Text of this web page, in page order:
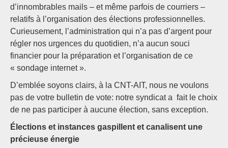
d’innombrables mails – et même parfois de courriers –
relatifs à l’organisation des élections professionnelles.
Curieusement, l’administration qui n’a pas d’argent pour
régler nos urgences du quotidien, n’a aucun souci
financier pour la préparation et l’organisation de ce
« sondage internet ».
D’emblée soyons clairs, à la CNT-AIT, nous ne voulons
pas de votre bulletin de vote: notre syndicat a fait le choix
de ne pas participer à aucune élection, sans exception.
Élections et instances gaspillent et canalisent une
précieuse énergie